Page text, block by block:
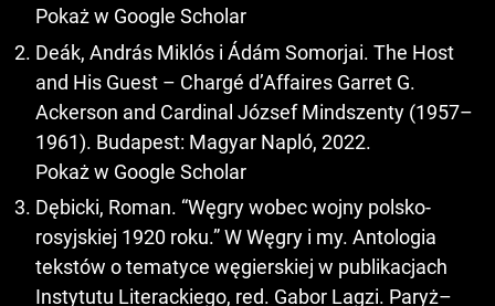
Pokaż w Google Scholar
Deák, András Miklós i Ádám Somorjai. The Host
and His Guest – Chargé d’Affaires Garret G.
Ackerson and Cardinal József Mindszenty (1957–
1961). Budapest: Magyar Napló, 2022.
Pokaż w Google Scholar
Dębicki, Roman. “Węgry wobec wojny polsko-
rosyjskiej 1920 roku.” W Węgry i my. Antologia
tekstów o tematyce węgierskiej w publikacjach
Instytutu Literackiego, red. Gabor Lagzi. Paryż–